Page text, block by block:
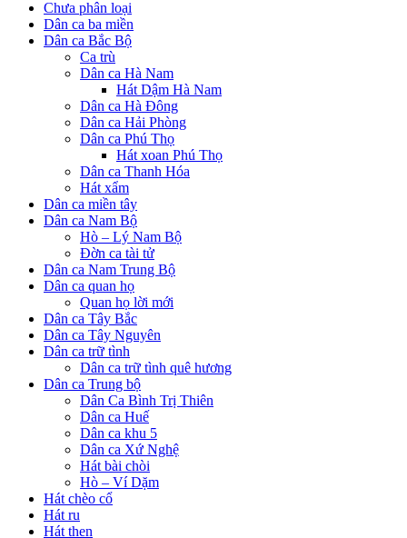
Chưa phân loại
Dân ca ba miền
Dân ca Bắc Bộ
Ca trù
Dân ca Hà Nam
Hát Dậm Hà Nam
Dân ca Hà Đông
Dân ca Hải Phòng
Dân ca Phú Thọ
Hát xoan Phú Thọ
Dân ca Thanh Hóa
Hát xẩm
Dân ca miền tây
Dân ca Nam Bộ
Hò – Lý Nam Bộ
Đờn ca tài tử
Dân ca Nam Trung Bộ
Dân ca quan họ
Quan họ lời mới
Dân ca Tây Bắc
Dân ca Tây Nguyên
Dân ca trữ tình
Dân ca trữ tình quê hương
Dân ca Trung bộ
Dân Ca Bình Trị Thiên
Dân ca Huế
Dân ca khu 5
Dân ca Xứ Nghệ
Hát bài chòi
Hò – Ví Dặm
Hát chèo cổ
Hát ru
Hát then